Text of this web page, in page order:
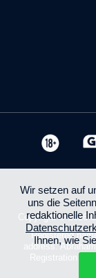
Copyright © 2026
Registered
address:
Registration
Wir setzen auf
uns die
redaktionelle
Ihnen, wie